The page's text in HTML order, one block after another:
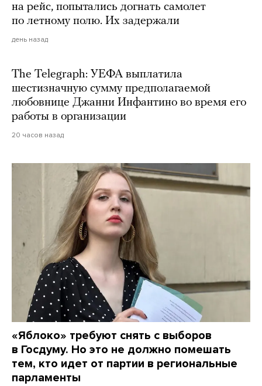
на рейс, попытались догнать самолет
по летному полю. Их задержали
день назад
The Telegraph: УЕФА выплатила
шестизначную сумму предполагаемой
любовнице Джанни Инфантино во время его
работы в организации
20 часов назад
«Яблоко» требуют снять с выборов
в Госдуму. Но это не должно помешать
тем, кто идет от партии в региональные
парламенты